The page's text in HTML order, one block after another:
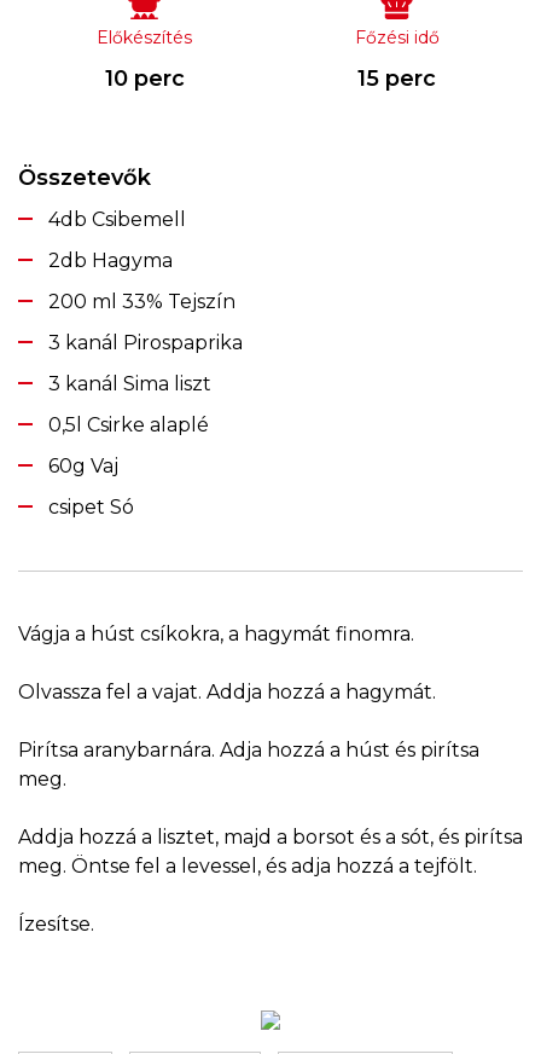
Előkészítés
10 perc
Főzési idő
15 perc
Összetevők
4db Csibemell
2db Hagyma
200 ml 33% Tejszín
3 kanál Pirospaprika
3 kanál Sima liszt
0,5l Csirke alaplé
60g Vaj
csipet Só
Vágja a húst csíkokra, a hagymát finomra.
Olvassza fel a vajat. Addja hozzá a hagymát.
Pirítsa aranybarnára. Adja hozzá a húst és pirítsa
meg.
Addja hozzá a lisztet, majd a borsot és a sót, és pirítsa
meg. Öntse fel a levessel, és adja hozzá a tejfölt.
Ízesítse.